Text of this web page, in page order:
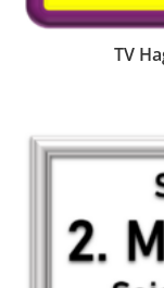
TV